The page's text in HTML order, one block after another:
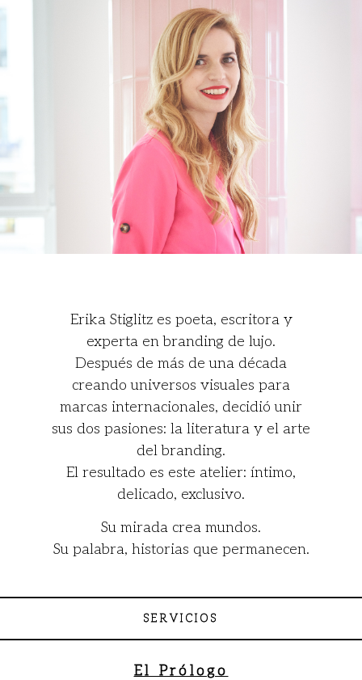
Erika Stiglitz es poeta, escritora y
experta en branding de lujo.
Después de más de una década
creando universos visuales para
marcas internacionales, decidió unir
sus dos pasiones: la literatura y el arte
del branding.
El resultado es este atelier: íntimo,
delicado, exclusivo.
Su mirada crea mundos.
Su palabra, historias que permanecen.
SERVICIOS
El Prólogo